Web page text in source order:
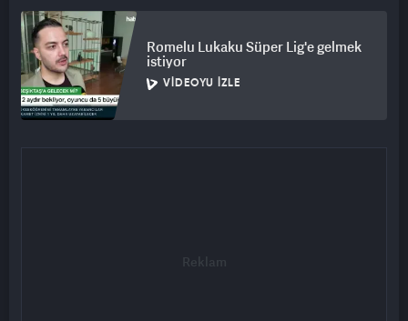
Romelu Lukaku Süper Lig'e gelmek
istiyor
VIDEOYU İZLE